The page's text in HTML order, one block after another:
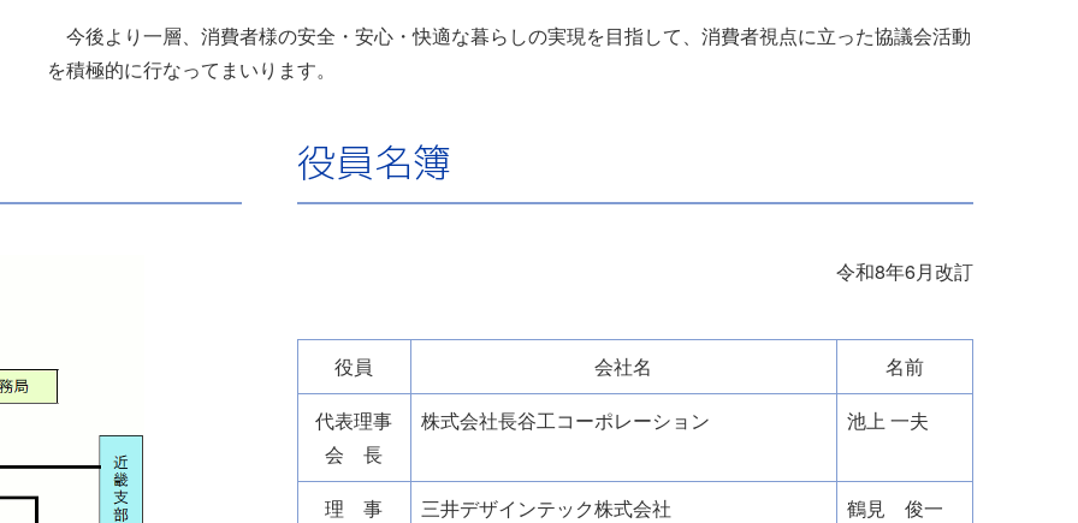
今後より一層、消費者様の安全・安心・快適な暮らしの実現を目指して、消費者視点に立った協議会活動
を積極的に行なってまいります。
役員名簿
令和8年6月改訂
役員 会社名
名前
代表理事
会 長
株式会社長谷工コーポレーション 池上 一夫
理 事
三井デザインテック株式会社 鶴見 俊一